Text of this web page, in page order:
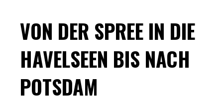
VON DER SPREE IN DIE
HAVELSEEN BIS NACH
POTSDAM